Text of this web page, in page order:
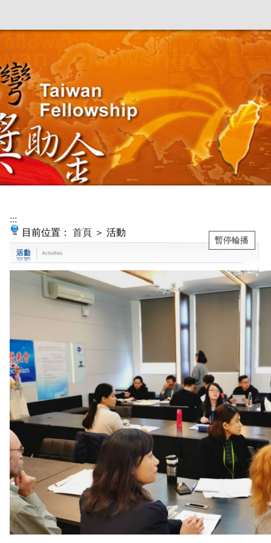
:::
目前位置： 首頁 ＞ 活動
暫停輪播